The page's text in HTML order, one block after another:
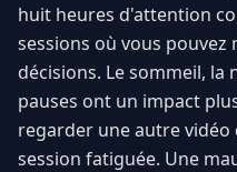
huit heures d'attention
sessions où vous
décisions. Le sommeil,
pauses ont un impact
regarder une autre
session fatiguée. Une